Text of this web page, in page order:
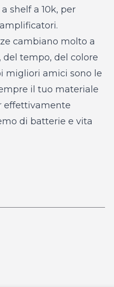
shelf a 10k, per
cambiano molto a
tempo, del colore
migliori amici sono le
il tuo materiale
effettivamente
di batterie e vita